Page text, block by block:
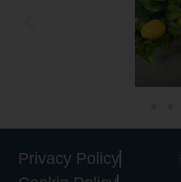
Privacy Policy